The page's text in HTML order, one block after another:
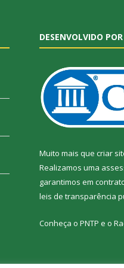
DESENVOLVIDO
Muito mais que criar
Realizamos uma
garantimos em
leis de transparência
Conheça o PNTP e o